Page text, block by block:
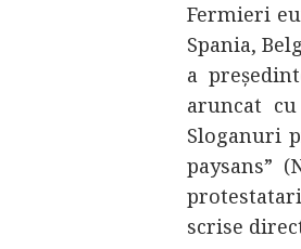
Fermieri
Spania,
a
aruncat
Sloganuri
paysans”
scrise